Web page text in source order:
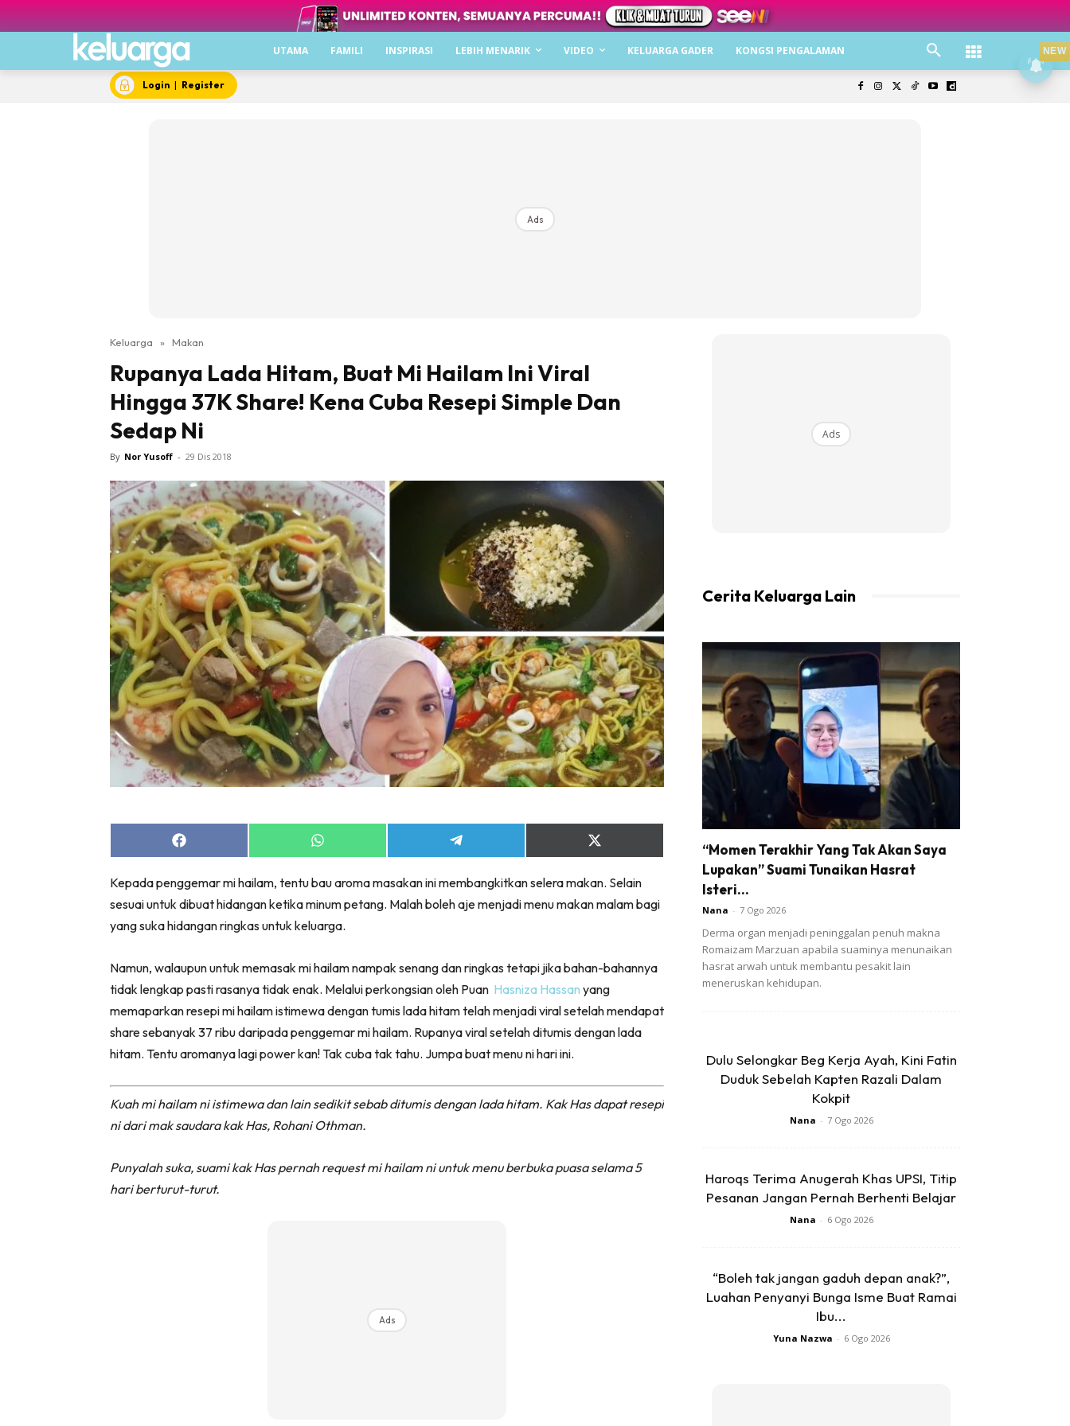
UTAMA FAMILI INSPIRASI LEBIH MENARIK VIDEO KELUARGA GADER KONGSI PENGALAMAN
Login | Register
Ads
Keluarga » Makan
Rupanya Lada Hitam, Buat Mi Hailam Ini Viral
Hingga 37K Share! Kena Cuba Resepi Simple Dan
Sedap Ni
By Nor Yusoff - 29 Dis 2018
Share
on
Share
on
Share
on
Share
on
(Twitter)
Kepada penggemar mi hailam, tentu bau aroma masakan ini membangkitkan selera makan. Selain
sesuai untuk dibuat hidangan ketika minum petang. Malah boleh aje menjadi menu makan malam bagi
yang suka hidangan ringkas untuk keluarga.
Namun, walaupun untuk memasak mi hailam nampak senang dan ringkas tetapi jika bahan-bahannya
tidak lengkap pasti rasanya tidak enak. Melalui perkongsian oleh Puan Hasniza Hassan yang
memaparkan resepi mi hailam istimewa dengan tumis lada hitam telah menjadi viral setelah mendapat
share sebanyak 37 ribu daripada penggemar mi hailam. Rupanya viral setelah ditumis dengan lada
hitam. Tentu aromanya lagi power kan! Tak cuba tak tahu. Jumpa buat menu ni hari ini.
Kuah mi hailam ni istimewa dan lain sedikit sebab ditumis dengan lada hitam. Kak Has dapat resepi
ni dari mak saudara kak Has, Rohani Othman.
Punyalah suka, suami kak Has pernah request mi hailam ni untuk menu berbuka puasa selama 5
hari berturut-turut.
Ads
Ads
Cerita Keluarga Lain
“Momen Terakhir Yang Tak Akan Saya
Lupakan” Suami Tunaikan Hasrat
Isteri...
Nana - 7 Ogo 2026
Derma organ menjadi peninggalan penuh makna
Romaizam Marzuan apabila suaminya menunaikan
hasrat arwah untuk membantu pesakit lain
meneruskan kehidupan.
Dulu Selongkar Beg Kerja Ayah, Kini Fatin
Duduk Sebelah Kapten Razali Dalam
Kokpit
Nana - 7 Ogo 2026
Haroqs Terima Anugerah Khas UPSI, Titip
Pesanan Jangan Pernah Berhenti Belajar
Nana - 6 Ogo 2026
“Boleh tak jangan gaduh depan anak?”,
Luahan Penyanyi Bunga Isme Buat Ramai
Ibu...
Yuna Nazwa - 6 Ogo 2026
NEW